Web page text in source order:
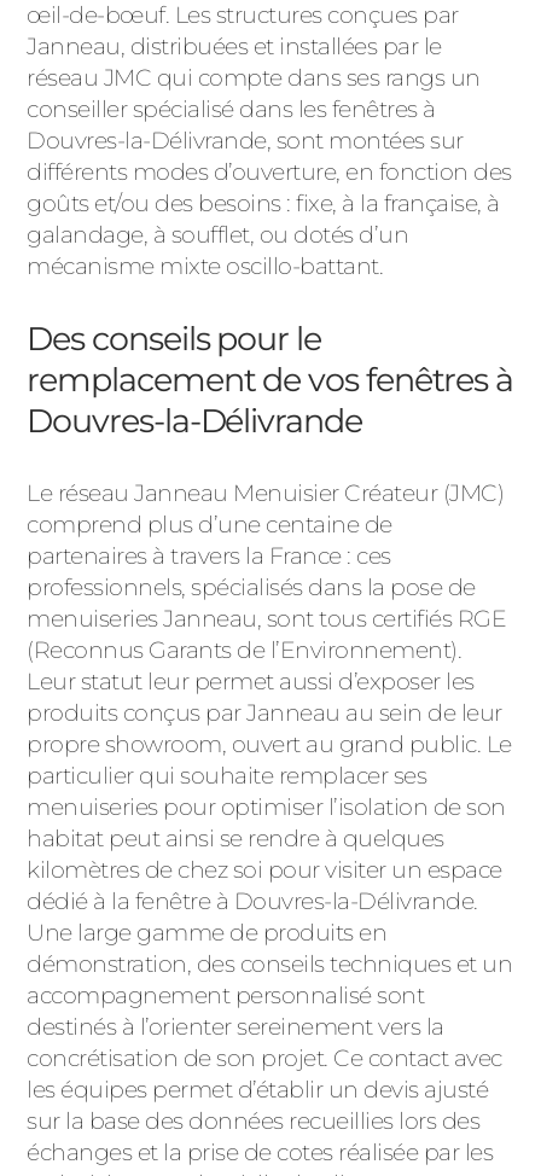
œil-de-bœuf. Les structures conçues par
Janneau, distribuées et installées par le
réseau JMC qui compte dans ses rangs un
conseiller spécialisé dans les fenêtres à
Douvres-la-Délivrande, sont montées sur
différents modes d’ouverture, en fonction des
goûts et/ou des besoins : fixe, à la française, à
galandage, à soufflet, ou dotés d’un
mécanisme mixte oscillo-battant.
Des conseils pour le
remplacement de vos fenêtres à
Douvres-la-Délivrande
Le réseau Janneau Menuisier Créateur (JMC)
comprend plus d’une centaine de
partenaires à travers la France : ces
professionnels, spécialisés dans la pose de
menuiseries Janneau, sont tous certifiés RGE
(Reconnus Garants de l’Environnement).
Leur statut leur permet aussi d’exposer les
produits conçus par Janneau au sein de leur
propre showroom, ouvert au grand public. Le
particulier qui souhaite remplacer ses
menuiseries pour optimiser l’isolation de son
habitat peut ainsi se rendre à quelques
kilomètres de chez soi pour visiter un espace
dédié à la fenêtre à Douvres-la-Délivrande.
Une large gamme de produits en
démonstration, des conseils techniques et un
accompagnement personnalisé sont
destinés à l’orienter sereinement vers la
concrétisation de son projet. Ce contact avec
les équipes permet d’établir un devis ajusté
sur la base des données recueillies lors des
échanges et la prise de cotes réalisée par les